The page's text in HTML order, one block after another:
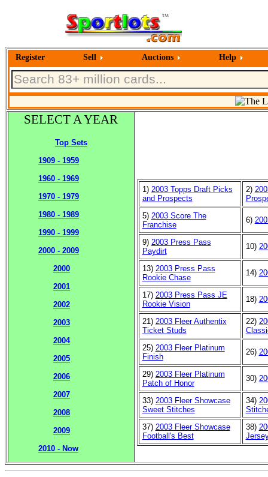
Register Sell Auctions Help
SELECT A YEAR
Top Sets
1909 - 1959
1960 - 1969
1970 - 1979
1980 - 1989
1990 - 1999
2000 - 2009
2000
2001
2002
2003
2004
2005
2006
2007
2008
2009
2010 - Now
1) 2003 Topps Draft Picks
and Prospects
2)
5) 2003 Score The
Franchise
6)
9) 2003 Press Pass
Paydirt
10)
13) 2003 Press Pass
Rookie Chase
14)
17) 2003 Press Pass JE
Rookie Vision
18)
21) 2003 Fleer Authentix
Ticket Studs
22)
25) 2003 Fleer Platinum
Finish
26)
29) 2003 Fleer Platinum
Patch of Honor
30)
33) 2003 Fleer Showcase
Sweet Stitches
34)
37) 2003 Fleer Showcase
Football's Best
38)